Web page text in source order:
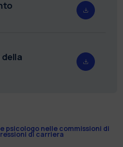
psicologo nelle commissioni di
di carriera